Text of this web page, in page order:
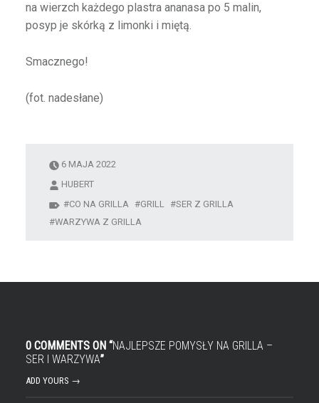
na wierzch każdego plastra ananasa po 5 malin,
posyp je skórką z limonki i miętą.
Smacznego!
(fot. nadesłane)
6 MAJA 2022
HUBERT
CO NA GRILLA
GRILL
SER Z GRILLA
WARZYWA Z GRILLA
0 COMMENTS ON “NAJLEPSZE POMYSŁY NA GRILLA –
SER I WARZYWA”
ADD YOURS →